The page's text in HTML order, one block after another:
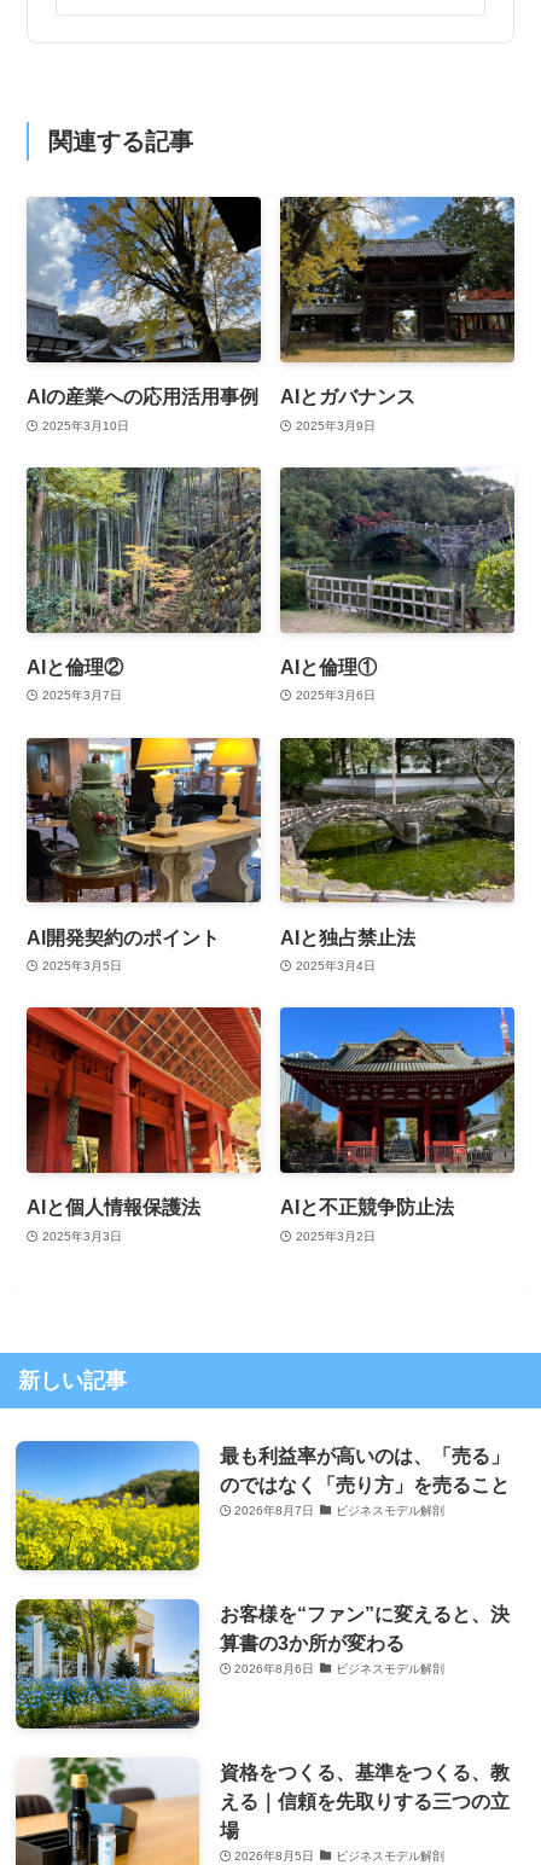
関連する記事
AIの産業への応用活用事例
2025年3月10日
AIとガバナンス
2025年3月9日
AIと倫理②
2025年3月7日
AIと倫理①
2025年3月6日
AI開発契約のポイント
2025年3月5日
AIと独占禁止法
2025年3月4日
AIと個人情報保護法
2025年3月3日
AIと不正競争防止法
2025年3月2日
新しい記事
最も利益率が高いのは、「売る」
のではなく「売り方」を売ること
2026年8月7日 ビジネスモデル解剖
お客様を“ファン”に変えると、決
算書の3か所が変わる
2026年8月6日 ビジネスモデル解剖
資格をつくる、基準をつくる、教
える｜信頼を先取りする三つの立
場
2026年8月5日 ビジネスモデル解剖